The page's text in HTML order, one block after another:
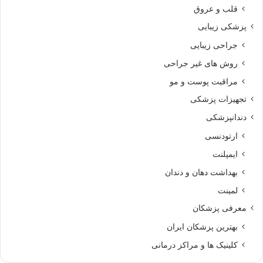
قلب و عروق
پزشکی زیبایی
جراحی زیبایی
روش های غیر جراحی
مراقبت پوست و مو
تجهیزات پزشکی
دندانپزشکی
ارتودنسی
ایمپلنت
بهداشت دهان و دندان
لمینت
معرفی پزشکان
بهترین پزشکان ایران
کلینیک ها و مراکز درمانی